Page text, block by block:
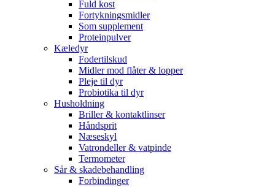
Fuld kost
Fortykningsmidler
Som supplement
Proteinpulver
Kæledyr
Fodertilskud
Midler mod flåter & lopper
Pleje til dyr
Probiotika til dyr
Husholdning
Briller & kontaktlinser
Håndsprit
Næseskyl
Vatrondeller & vatpinde
Termometer
Sår & skadebehandling
Forbindinger